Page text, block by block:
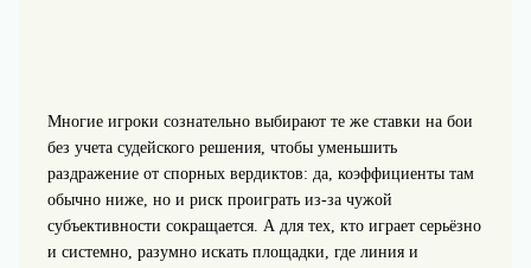
Многие игроки сознательно выбирают те же ставки на бои
без учета судейского решения, чтобы уменьшить
раздражение от спорных вердиктов: да, коэффициенты там
обычно ниже, но и риск проиграть из‑за чужой
субъективности сокращается. А для тех, кто играет серьёзно
и системно, разумно искать площадки, где линия и